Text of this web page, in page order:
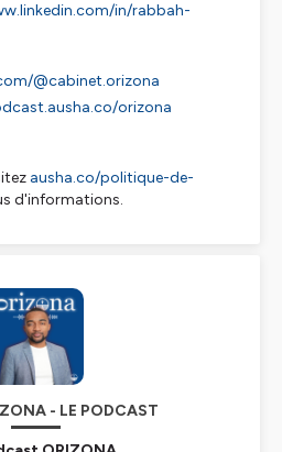
in/rabbah-
@cabinet.orizona
orizona
ausha.co/politique-de-
d'informations.
- LE PODCAST